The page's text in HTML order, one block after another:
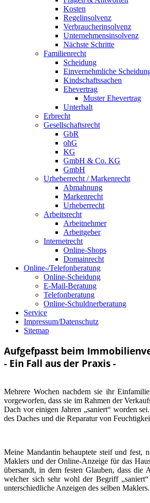
Kosten
Regelinsolvenz
Verbraucherinsolvenz
Unternehmensinsolvenz
Nächste Schritte
Familienrecht
Scheidung
Einvernehmliche
Kindschaftssachen
Ehevertrag
Muster Ehevertrag
Unterhalt
Erbrecht
Gesellschaftsrecht
GbR
ohG
KG
GmbH & Co. KG
GmbH
Urheberrecht / Markenrecht
Abmahnung
Markenrecht
Urheberrecht
Arbeitsrecht
Arbeitnehmer
Arbeitgeber
Internetrecht
Online-Shops
Domainrecht
Online-/Telefonberatung
Online-Scheidung
E-Mail-Beratung
Telefonberatung
Online-Schuldnerberatung
Service
Impressum/Datenschutz
Sitemap
Aufgefpasst beim
- Ein Fall aus der Praxis -
Mehrere Wochen nachdem sie ihr
vorgeworfen, dass sie im Rahmen der
Dach vor einigen Jahren „saniert“ worden
des Daches und die Reparatur von
Meine Mandantin behauptete steif und fest,
Maklers und der Online-Anzeige für das
übersandt, in dem festen Glauben, dass
welcher sich sehr wohl der Begriff
unterschiedliche Anzeigen des selben